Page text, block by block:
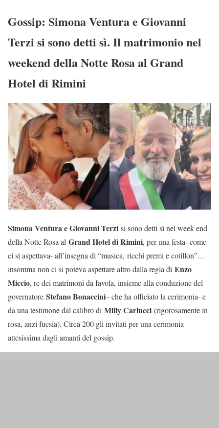
Gossip: Simona Ventura e Giovanni
Terzi si sono detti sì. Il matrimonio nel
weekend della Notte Rosa al Grand
Hotel di Rimini
Simona Ventura e Giovanni Terzi si sono detti sì nel week end
della Notte Rosa al Grand Hotel di Rimini, per una festa- come
ci si aspettava- all’insegna di “musica, ricchi premi e cotillon”…
insomma non ci si poteva aspettare altro dalla regia di Enzo
Miccio, re dei matrimoni da favola, insieme alla conduzione del
governatore Stefano Bonaccini– che ha officiato la cerimonia- e
da una testimone dal calibro di Milly Carlucci (rigorosamente in
rosa, anzi fucsia). Circa 200 gli invitati per una cerimonia
attesissima dagli amanti del gossip.